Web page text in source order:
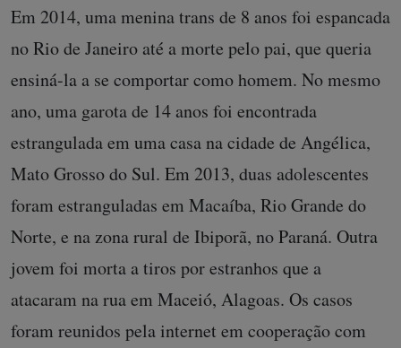
Em 2014, uma menina trans de 8 anos foi espancada
no Rio de Janeiro até a morte pelo pai, que queria
ensiná-la a se comportar como homem. No mesmo
ano, uma garota de 14 anos foi encontrada
estrangulada em uma casa na cidade de Angélica,
Mato Grosso do Sul. Em 2013, duas adolescentes
foram estranguladas em Macaíba, Rio Grande do
Norte, e na zona rural de Ibiporã, no Paraná. Outra
jovem foi morta a tiros por estranhos que a
atacaram na rua em Maceió, Alagoas. Os casos
foram reunidos pela internet em cooperação com